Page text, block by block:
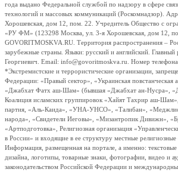
года выдано Федеральной службой по надзору в сфере
технологий и массовых коммуникаций (Роскомнадзор).
Хорошевская, дом 12, пом. 22. Учредитель Общество с
«РУ ФМ» (123298 Москва, ул. 3-я Хорошевская, дом 12,
GOVORITMOSKVA.RU. Территория распространения –
зарубежные страны. Языки: русский и английский. Главный
Георгиевич. Email: info@govoritmoskva.ru. Номер
*Экстремистские и террористические организации,
Федерации: «Правый сектор», «Украинская
«Джабхат Фатх аш-Шам» (бывшая «Джабхат ан-Нусра»,
Коалиция исламских группировок «Хайят Тахрир аш-
партия, «Аль-Каида», «УНА-УНСО», «Талибан», «Меджлис
народа», «Свидетели Иеговы», «Мизантропик Дивижн»,
«Артподготовка», Религиозная организация
в России» и входящие в ее структуру местные религиозные
Информация, размещенная на портале, а именно:
дизайна, логотипы, товарные знаки, фотографии, видео и
законодательством Российской Федерации и